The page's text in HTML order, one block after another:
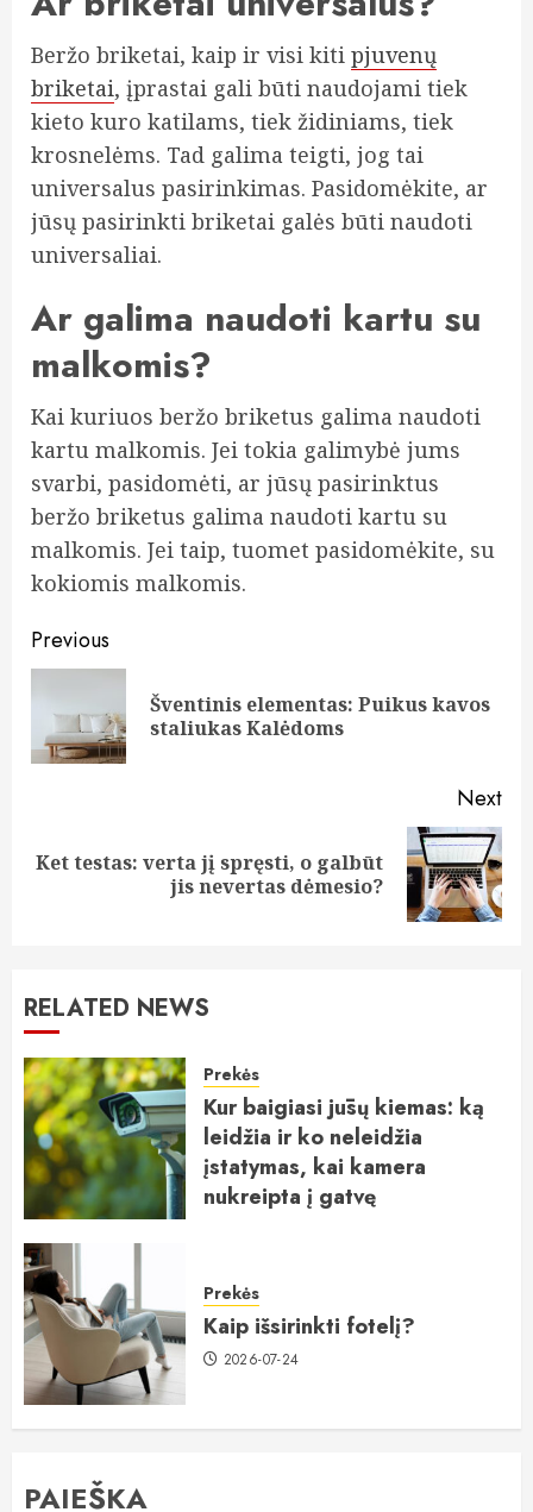
Beržo briketai, kaip ir visi kiti pjuvenų
briketai, įprastai gali būti naudojami tiek
kieto kuro katilams, tiek židiniams, tiek
krosnelėms. Tad galima teigti, jog tai
universalus pasirinkimas. Pasidomėkite, ar
jūsų pasirinkti briketai galės būti naudoti
universaliai.
Ar galima naudoti kartu su
malkomis?
Kai kuriuos beržo briketus galima naudoti
kartu malkomis. Jei tokia galimybė jums
svarbi, pasidomėti, ar jūsų pasirinktus
beržo briketus galima naudoti kartu su
malkomis. Jei taip, tuomet pasidomėkite, su
kokiomis malkomis.
Continue
Reading
Previous
Šventinis elementas: Puikus kavos
staliukas Kalėdoms
Next
Next
Ket testas: verta jį spręsti, o galbūt
jis nevertas dėmesio?
RELATED NEWS
Prekės
Kur baigiasi jūsų kiemas: ką
leidžia ir ko neleidžia
įstatymas, kai kamera
nukreipta į gatvę
Prekės
Kaip išsirinkti fotelį?
2026-07-24
PAIEŠKA